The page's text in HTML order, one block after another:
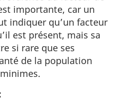
importante, car un
indiquer qu’un facteur
est présent, mais sa
si rare que ses
de la population